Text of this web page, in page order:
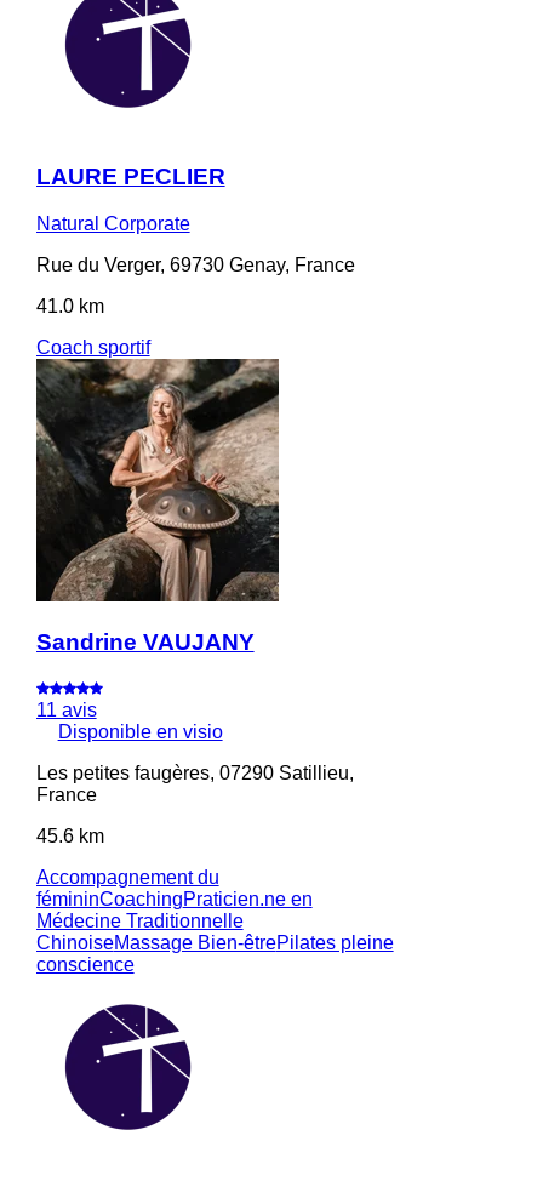
LAURE PECLIER
Natural Corporate
Rue du Verger, 69730 Genay, France
41.0 km
Coach sportif
Sandrine VAUJANY
11 avis
Disponible en visio
Les petites faugères, 07290 Satillieu,
France
45.6 km
Accompagnement du
fémininCoachingPraticien.ne en
Médecine Traditionnelle
ChinoiseMassage Bien-êtrePilates pleine
conscience